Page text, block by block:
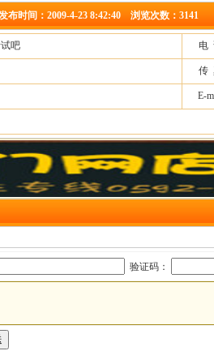
时间：2009-4-23 8:42:40 浏览次数：3141
吧 电
传
E-
验证码：